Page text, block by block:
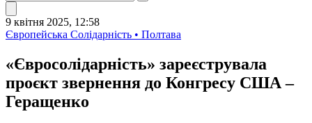
9 квітня 2025, 12:58
Європейська Солідарність • Полтава
«Євросолідарність» зареєструвала
проєкт звернення до Конгресу США –
Геращенко